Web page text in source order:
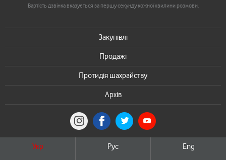
Вартість дзвінка вказується за першу секунду кожної хвилини розмови.
Закупівлі
Продажі
Протидія шахрайству
Архів
Укр Рус Eng